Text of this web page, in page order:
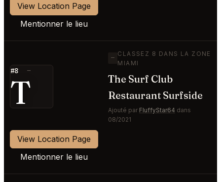
View Location Page
Mentionner le lieu
#8 —
T
—
CLASSEZ 8 DANS LA ZONE
MIAMI
The Surf Club
Restaurant Surfside
Ajouté par FluffyStar64 dans
08/2021
View Location Page
Mentionner le lieu